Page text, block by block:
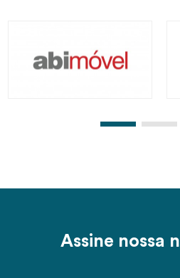
Assine nossa